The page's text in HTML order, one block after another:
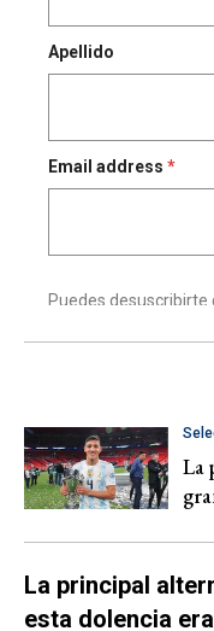
La
La principal
esta dolencia